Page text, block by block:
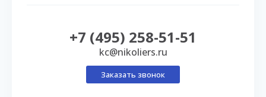
+7 (495) 258-51-51
kc@nikoliers.ru
Заказать звонок